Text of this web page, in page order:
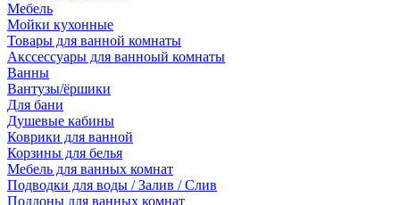
Мебель
Мойки кухонные
Товары для ванной комнаты
Акссессуары для ванноый комнаты
Ванны
Вантузы/ёршики
Для бани
Душевые кабины
Коврики для ванной
Корзины для белья
Мебель для ванных комнат
Подводки для воды / Залив / Слив
Поддоны для ванных комнат